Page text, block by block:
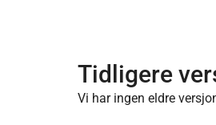
Tidligere
Vi har ingen eldre